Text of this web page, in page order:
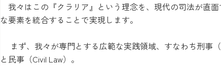
我々はこの『クラリア』という理念を、現代の司法が直
な要素を統合することで実現します。
まず、我々が専門とする広範な実践領域、すなわち刑事（
と民事（Civil Law）。